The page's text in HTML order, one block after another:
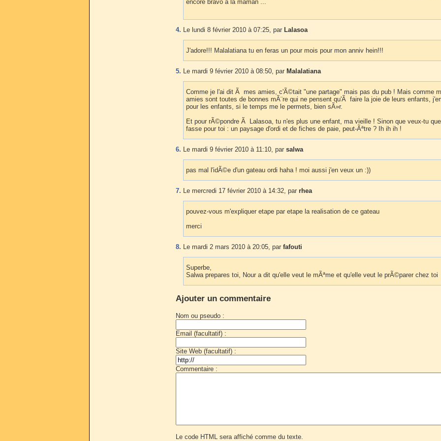
encore bravo a la maman ...
4. Le lundi 8 février 2010 à 07:25, par Lalasoa
J'adore!!! Malalatiana tu en feras un pour mois pour mon anniv hein!!!
5. Le mardi 9 février 2010 à 08:50, par Malalatiana
Comme je l'ai dit Ã mes amies, c'Ã©tait "une partage" mais pas du pub ! Mais comme
amies sont toutes de bonnes mÃ¨re qui ne pensent qu'Ã faire la joie de leurs enfants,
pour les enfants, si le temps me le permets, bien sÃ»r.
Et pour rÃ©pondre Ã Lalasoa, tu n'es plus une enfant, ma vieille ! Sinon que veux-tu
fasse pour toi : un paysage d'ordi et de fiches de paie, peut-Ãªtre ? Ih ih ih !
6. Le mardi 9 février 2010 à 11:10, par salwa
pas mal l'idÃ©e d'un gateau ordi haha ! moi aussi j'en veux un :))
7. Le mercredi 17 février 2010 à 14:32, par rhea
pouvez-vous m'expliquer etape par etape la realisation de ce gateau
merci
8. Le mardi 2 mars 2010 à 20:05, par fafouti
Superbe,
Salwa prepares toi, Nour a dit qu'elle veut le mÃªme et qu'elle veut le prÃ©parer chez toi
Ajouter un commentaire
Nom ou pseudo :
Email (facultatif) :
Site Web (facultatif) :
Commentaire :
Le code HTML sera affiché comme du texte.